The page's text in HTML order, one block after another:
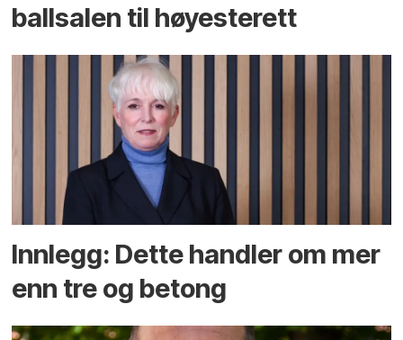
ballsalen til høyesterett
Innlegg: Dette handler om mer
enn tre og betong